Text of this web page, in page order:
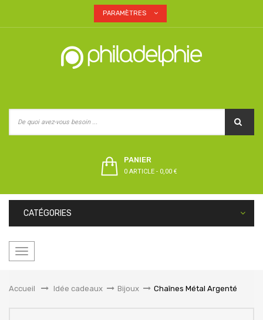
PARAMÈTRES
PANIER
0 ARTICLE - 0,00 €
CATÉGORIES
Basculer
Accueil
&gt;Idée cadeaux > Bijoux > Chaînes Métal Argenté